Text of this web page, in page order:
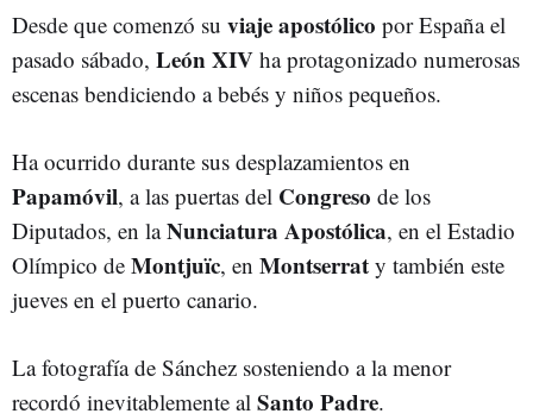
Desde que comenzó su viajeapostólico por España el
pasado sábado, LeónXIV ha protagonizado numerosas
escenas bendiciendo a bebés y niños pequeños.
Ha ocurrido durante sus desplazamientos en
Papamóvil, a las puertas del Congreso de los
Diputados, en laNunciatura Apostólica, en el Estadio
Olímpico de Montjuïc, en Montserrat y también este
jueves en el puerto canario.
La fotografía de Sánchez sosteniendo a la menor
recordó inevitablemente al Santo Padre.